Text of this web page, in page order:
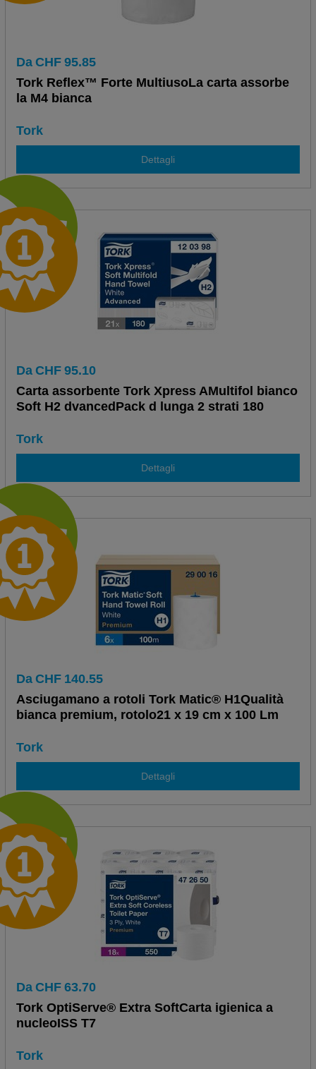
Da CHF 95.85
Tork Reflex™ Forte MultiusoLa carta assorbe
la M4 bianca
Tork
Dettagli
Da CHF 95.10
Carta assorbente Tork Xpress AMultifol bianco
Soft H2 dvancedPack d lunga 2 strati 180
Tork
Dettagli
Da CHF 140.55
Asciugamano a rotoli Tork Matic® H1Qualità
bianca premium, rotolo21 x 19 cm x 100 Lm
Tork
Dettagli
Da CHF 63.70
Tork OptiServe® Extra SoftCarta igienica a
nucleoISS T7
Tork